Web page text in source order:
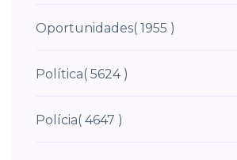
Oportunidades( 1955 )
Política( 5624 )
Polícia( 4647 )